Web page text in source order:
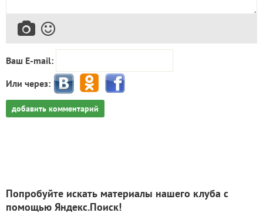
Ваш E-mail:
Или через:
добавить комментарий
Попробуйте искать материалы нашего клуба с
помощью Яндекс.Поиск!